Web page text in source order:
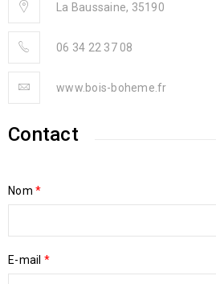
La Baussaine, 35190
06 34 22 37 08
www.bois-boheme.fr
Contact
Nom *
E-mail *